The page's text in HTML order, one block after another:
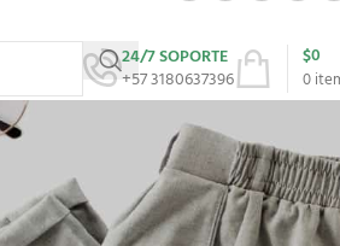
24/7 SOPORTE
+57 3180637396
0
$0